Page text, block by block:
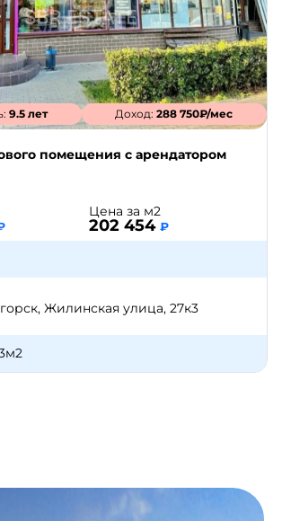
9.5 лет Доход:288 750₽/мес
помещения с арендатором
Цена за м2
202 454 ₽
Жилинская улица, 27к3
м2